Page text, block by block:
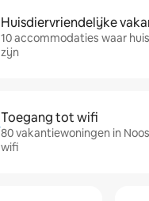
Huisdiervriendelijke
10 accommodaties waar
zijn
Toegang tot wifi
80 vakantiewoningen in
wifi